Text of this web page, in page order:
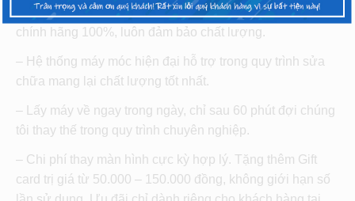
– Linh kiện thay thế cho Gionee Gpad G5 là hàng Zin
chính hãng 100%, luôn đảm bảo chất lượng.
– Hệ thống máy móc hiện đại hỗ trợ trong quy trình sửa
chữa mang lại chất lượng tốt nhất.
– Lấy máy về ngay trong ngày, chỉ sau 60 phút đợi chúng
tôi thay thế trong quy trình chuyên nghiệp.
– Chi phí thay màn hình cực kỳ hợp lý. Tặng thêm Gift
card trị giá từ 50.000 – 150.000 đồng, không giới hạn số